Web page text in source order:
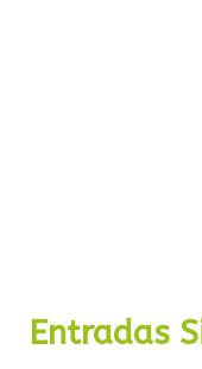
c
Entradas